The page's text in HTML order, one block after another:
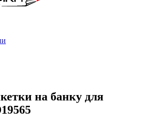
на банку для